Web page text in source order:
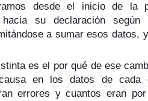
desde el inicio de la
hacia su declaración
a sumar esos datos,
es el por qué de ese
en los datos de cada
errores y cuantos eran